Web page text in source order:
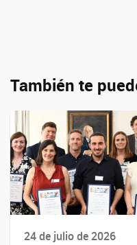
También te
24 de julio de 2026